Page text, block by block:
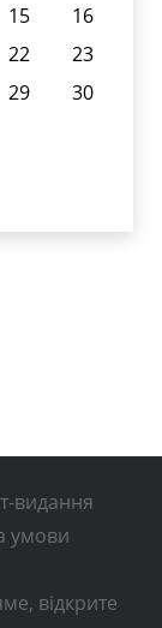
15
16
22
23
29
30
видання
умови
відкрите